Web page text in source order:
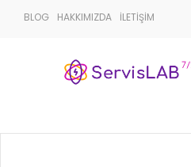
BLOG HAKKIMIZDA İLETİŞİM